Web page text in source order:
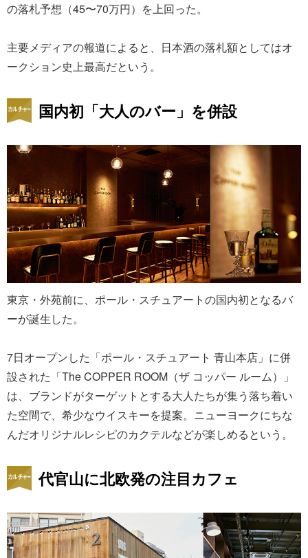
の落札予想（45〜70万円）を上回った。
主要メディアの報道によると、日本酒の落札額としてはオ
ークション史上最高だという。
国内初「大人のバー」を併設
東京・外苑前に、ポール・スチュアートの国内初となるバ
ーが誕生した。
7日オープンした「ポール・スチュアート 青山本店」に併
設された「The COPPER ROOM（ザ コッパー ルーム）」
は、ブランドがターゲットとする大人たちが集う落ち着い
た空間で、希少なウイスキーを提案。ニューヨークにちな
んだオリジナルレシピのカクテルなどが楽しめるという。
代官山に北欧発の注目カフェ